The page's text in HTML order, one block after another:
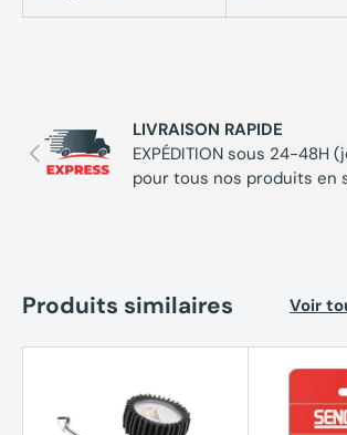
Précédent
LIVRAISON RAPIDE
EXPÉDITION sous 24-48H
pour tous nos produits en
Produits similaires Voir